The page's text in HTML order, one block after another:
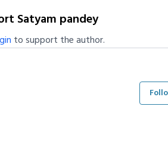
Satyam pandey
to support the author.